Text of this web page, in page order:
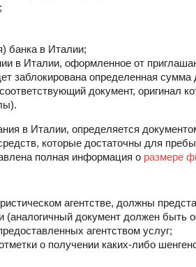
банка в Италии;
в Италии, оформленное от
заблокирована определенная сумма
документ, оригинал
в Италии, определяется
которые достаточны для
полная информация о размере
агентстве, должны
(аналогичный документ должен
агентством услуг;
о получении каких-либо